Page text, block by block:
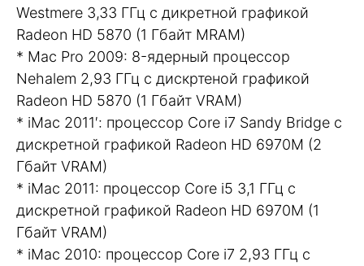
Westmere 3,33 ГГц с дикретной графикой
Radeon HD 5870 (1 Гбайт МRAM)
* Mac Pro 2009: 8-ядерный процессор
Nehalem 2,93 ГГц с дискртеной графикой
Radeon HD 5870 (1 Гбайт VRAM)
* iMac 2011′: процессор Core i7 Sandy Bridge c
дискретной графикой Radeon HD 6970M (2
Гбайт VRAM)
* iMac 2011: процессор Core i5 3,1 ГГц с
дискретной графикой Radeon HD 6970M (1
Гбайт VRAM)
* iMac 2010: процессор Core i7 2,93 ГГц с